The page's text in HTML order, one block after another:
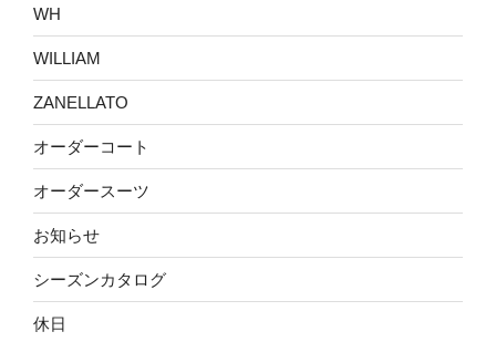
WH
WILLIAM
ZANELLATO
オーダーコート
オーダースーツ
お知らせ
シーズンカタログ
休日